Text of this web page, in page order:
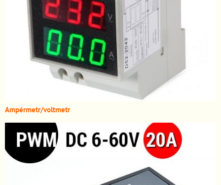
Ampérmetr/voltmetr